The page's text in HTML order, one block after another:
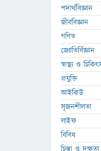
পদার্থবিজ্ঞান
জীববিজ্ঞান
গণিত
জ্যোতির্বিজ্ঞান
স্বাস্থ্য ও
প্রযুক্তি
আইকিউ
সৃজনশীলতা
লাইফ
বিবিধ
চিন্তা ও দক্ষতা